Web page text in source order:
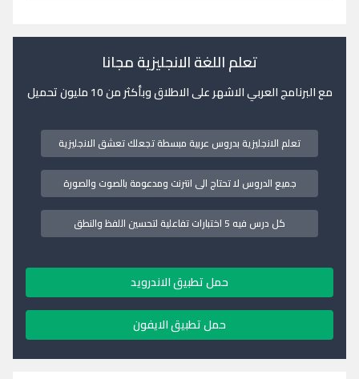
تعلم اللغة الانجليزية مجانا
مع البرنامج العربي الاشهر على الاطلاق وبأكثر من 10 مليون تحميل
تعلم الانجليزية بدروس عربية مبسطة تجعلك تعشق الانجليزية
جميع الدروس لا تحتاج الى انترنت ومدعومة بالصوت والصورة
كل درس فيه 5 اختبارات تفاعلية لتحسين اللفظ والنطق
حمل تطبيق الاندرويد
حمل تطبيق الايفون